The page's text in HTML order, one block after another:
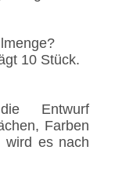
10 Stück.
Entwurf
Farben
wird es nach